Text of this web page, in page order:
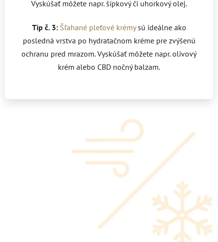
Vyskúšať môžete napr. šípkový či uhorkový olej.
Tip č. 3: Šľahané pleťové krémy sú ideálne ako
posledná vrstva po hydratačnom kréme pre zvýšenú
ochranu pred mrazom. Vyskúšať môžete napr. olivový
krém alebo CBD nočný balzam.